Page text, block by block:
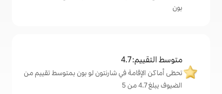
في شارنتون لو بون بمتوسط تقييم من